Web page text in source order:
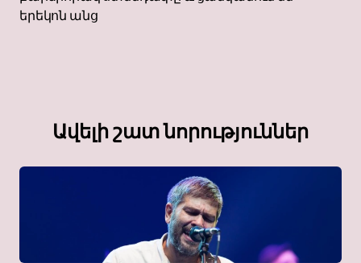
երեկոն անց
Ավելի շատ նորություններ